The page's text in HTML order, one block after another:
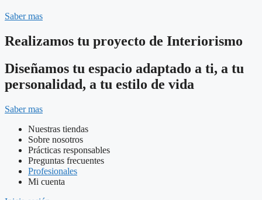
Saber mas
Realizamos tu proyecto de Interiorismo
Diseñamos tu espacio adaptado a ti, a tu
personalidad, a tu estilo de vida
Saber mas
Nuestras tiendas
Sobre nosotros
Prácticas responsables
Preguntas frecuentes
Profesionales
Mi cuenta